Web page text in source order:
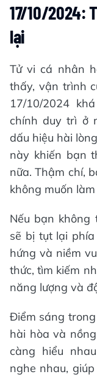
17/10/2024:
lại
Tử vi cá nhân
thấy, vận trình
17/10/2024
chính duy trì ở
dấu hiệu hài
này khiến bạn
nữa. Thậm chí,
không muốn làm
Nếu bạn
sẽ bị tụt lại
hứng và niềm
thức, tìm kiếm
năng lượng và
Điểm sáng
hài hòa và
càng hiểu
nghe nhau,